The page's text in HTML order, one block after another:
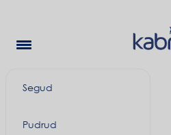
Segud
Pudrud